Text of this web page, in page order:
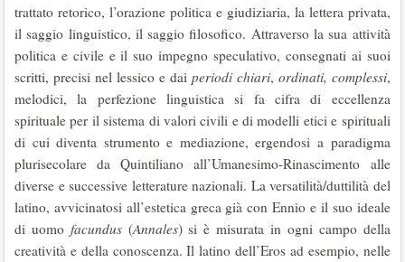
trattato retorico, l’orazione politica e giudiziaria, la lettera privata,
il saggio linguistico, il saggio filosofico. Attraverso la sua attività
politica e civile e il suo impegno speculativo, consegnati ai suoi
scritti, precisi nel lessico e dai periodi chiari, ordinati, complessi,
melodici, la perfezione linguistica si fa cifra di eccellenza
spirituale per il sistema di valori civili e di modelli etici e spirituali
di cui diventa strumento e mediazione, ergendosi a paradigma
plurisecolare da Quintiliano all’Umanesimo-Rinascimento alle
diverse e successive letterature nazionali. La versatilità/duttilità del
latino, avvicinatosi all’estetica greca già con Ennio e il suo ideale
di uomo facundus(Annales) si è misurata in ogni campo della
creatività e della conoscenza. Il latino dell’Eros ad esempio, nelle